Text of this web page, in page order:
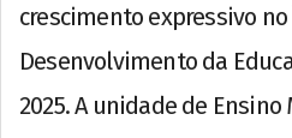
crescimento expressivo
Desenvolvimento da
2025. A unidade de